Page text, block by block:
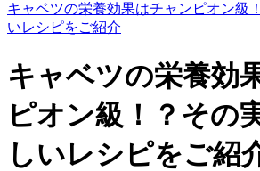
キャベツの栄養効果はチャンピオン級
いレシピをご紹介
キャベツの栄養効
ピオン級！？その
しいレシピをご紹